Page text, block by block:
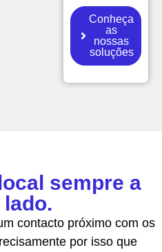
Conheça
as
nossas
soluções
sempre a
lado.
contacto próximo com os
por isso que